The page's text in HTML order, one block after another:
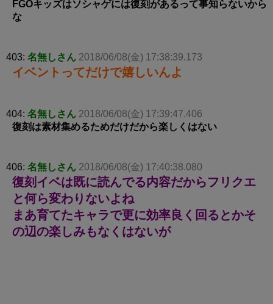
FGOキッズはソシャゲには復刻があるって事知らないから
な
403: 名無しさん 2018/06/08(金) 17:38:39.173
イベントってだけで嬉しいんよ
404: 名無しさん 2018/06/08(金) 17:39:47.406
復刻は素材集めるためだけだから楽しくはない
406: 名無しさん 2018/06/08(金) 17:40:38.080
復刻イベは既に読んでる内容だからフリクエ
と何ら変わりないよね
まあ育てたキャラで更に効率良く回るとかそ
の辺の楽しみもなくはないが